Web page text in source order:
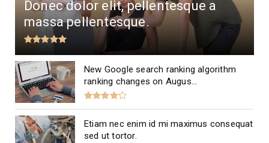
Donec dolor elit, pellentesque a
massa pellentesque.
New Google search ranking algorithm
ranking changes on Augus...
Etiam nec enim id mi maximus consequat
sed ut tortor.